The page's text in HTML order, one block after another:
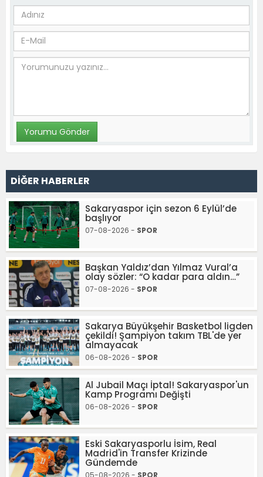
DİĞER HABERLER
Sakaryaspor için sezon 6 Eylül’de
başlıyor
07-08-2026 - SPOR
Başkan Yaldız’dan Yılmaz Vural’a
olay sözler: “O kadar para aldın…”
07-08-2026 - SPOR
Sakarya Büyükşehir Basketbol ligden
çekildi! Şampiyon takım TBL'de yer
almayacak
06-08-2026 - SPOR
Al Jubail Maçı İptal! Sakaryaspor'un
Kamp Programı Değişti
06-08-2026 - SPOR
Eski Sakaryasporlu İsim, Real
Madrid'in Transfer Krizinde
Gündemde
05-08-2026 - SPOR